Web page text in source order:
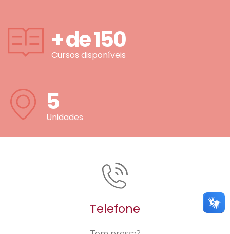
+ de150
Cursos disponíveis
5
Unidades
Telefone